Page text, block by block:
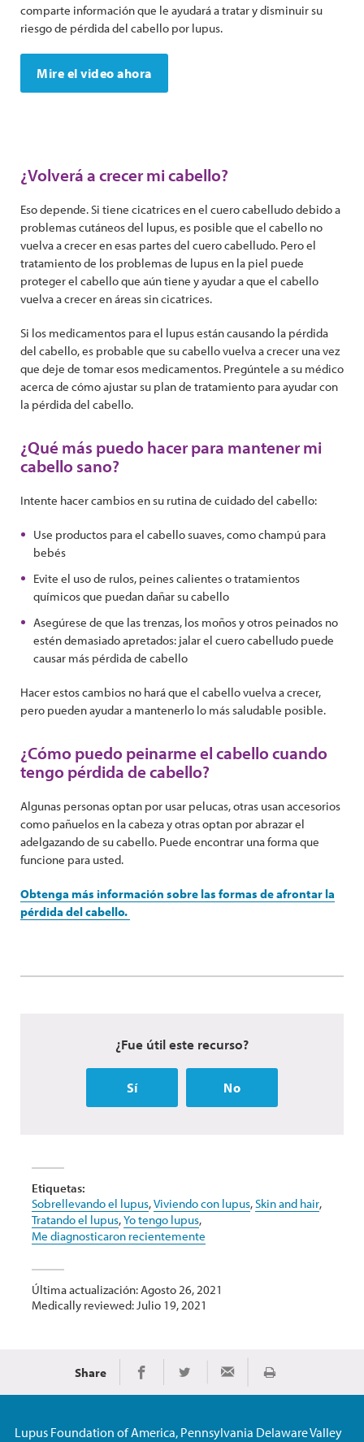
comparte información que le ayudará a tratar y disminuir su
riesgo de pérdida del cabello por lupus.
Mire el video ahora
¿Volverá a crecer mi cabello?
Eso depende. Si tiene cicatrices en el cuero cabelludo debido a
problemas cutáneos del lupus, es posible que el cabello no
vuelva a crecer en esas partes del cuero cabelludo. Pero el
tratamiento de los problemas de lupus en la piel puede
proteger el cabello que aún tiene y ayudar a que el cabello
vuelva a crecer en áreas sin cicatrices.
Si los medicamentos para el lupus están causando la pérdida
del cabello, es probable que su cabello vuelva a crecer una vez
que deje de tomar esos medicamentos. Pregúntele a su médico
acerca de cómo ajustar su plan de tratamiento para ayudar con
la pérdida del cabello.
¿Qué más puedo hacer para mantener mi
cabello sano?
Intente hacer cambios en su rutina de cuidado del cabello:
Use productos para el cabello suaves, como champú para
bebés
Evite el uso de rulos, peines calientes o tratamientos
químicos que puedan dañar su cabello
Asegúrese de que las trenzas, los moños y otros peinados no
estén demasiado apretados: jalar el cuero cabelludo puede
causar más pérdida de cabello
Hacer estos cambios no hará que el cabello vuelva a crecer,
pero pueden ayudar a mantenerlo lo más saludable posible.
¿Cómo puedo peinarme el cabello cuando
tengo pérdida de cabello?
Algunas personas optan por usar pelucas, otras usan accesorios
como pañuelos en la cabeza y otras optan por abrazar el
adelgazando de su cabello. Puede encontrar una forma que
funcione para usted.
Obtenga más información sobre las formas de afrontar la
pérdida del cabello.
¿Fue útil este recurso?
Sí No
Etiquetas:
Sobrellevando el lupus,Viviendo con lupus,Skin and hair,
Tratando el lupus,Yo tengo lupus,
Me diagnosticaron recientemente
Última actualización: Agosto 26, 2021
Medically reviewed: Julio 19, 2021
Share Share on Facebook
Share on TwitterShare via EmailImprimir
Lupus Foundation of America, Pennsylvania Delaware Valley